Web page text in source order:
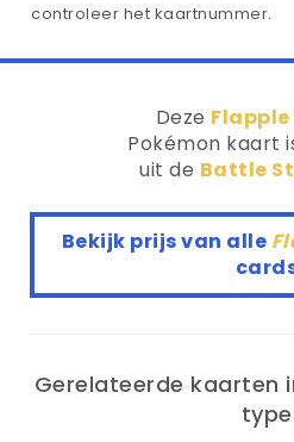
controleer het kaartnummer.
Deze Flapple
Pokémon kaart
uit de Battle
Bekijk prijs van alle
Gerelateerde kaarten
type